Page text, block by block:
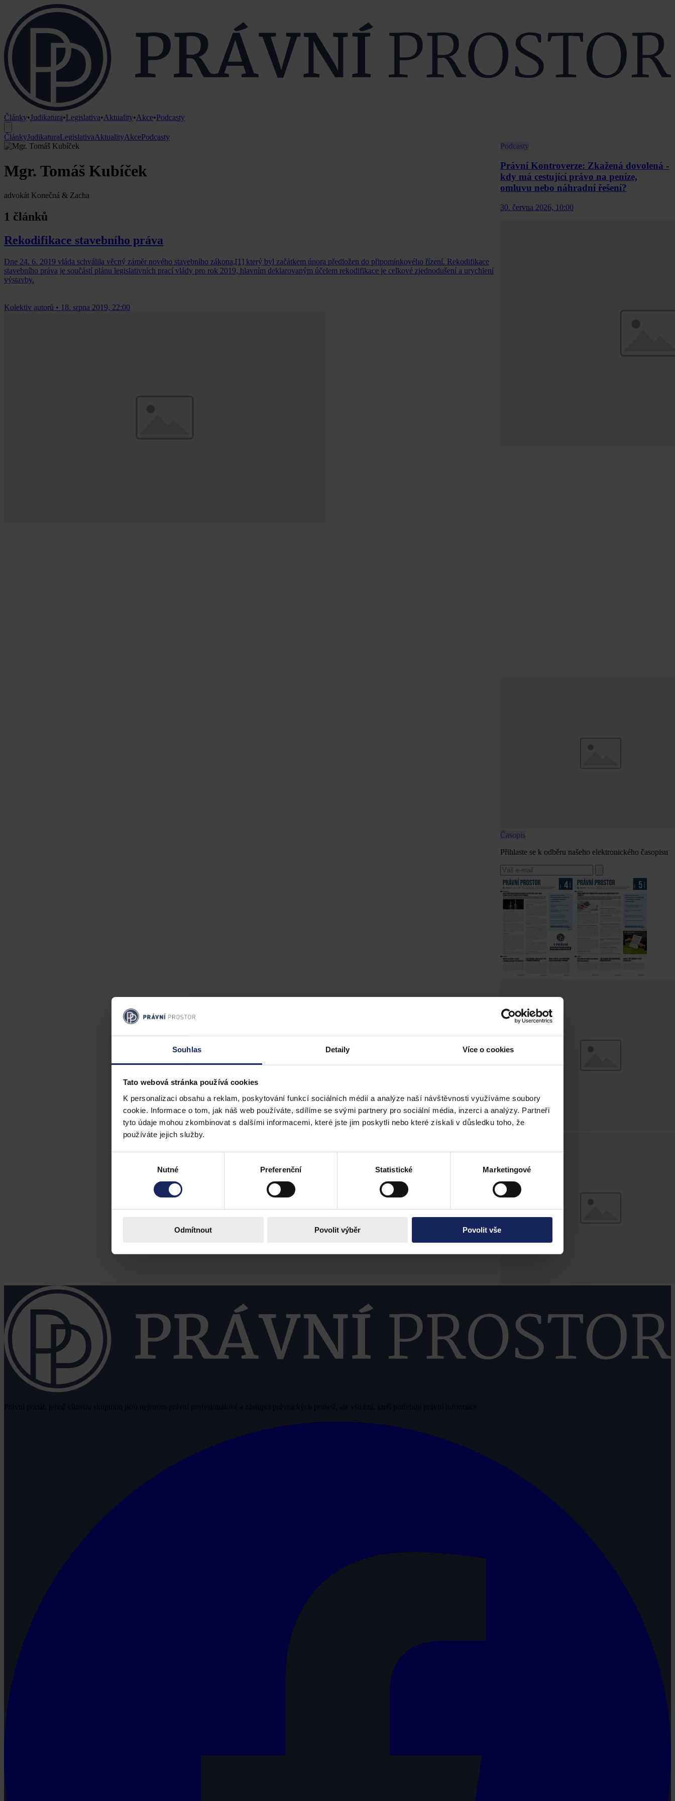
Souhlas Detaily Více o cookies
Tato webová stránka používá cookies
K personalizaci obsahu a reklam, poskytování funkcí sociálních médií a analýze naší návštěvnosti využíváme soubory
cookie. Informace o tom, jak náš web používáte, sdílíme se svými partnery pro sociální média, inzerci a analýzy. Partneři
tyto údaje mohou zkombinovat s dalšími informacemi, které jste jim poskytli nebo které získali v důsledku toho, že
používáte jejich služby.
Nutné Preferenční Statistické Marketingové
Odmítnout Povolit výběr Povolit vše
Články•Judikatura•Legislativa•Aktuality•Akce•Podcasty
ČlánkyJudikaturaLegislativaAktualityAkcePodcasty
Mgr. Tomáš Kubíček
advokát Konečná & Zacha
1 článků
Rekodifikace stavebního práva
Dne 24. 6. 2019 vláda schválila věcný záměr nového stavebního zákona,[1] který byl začátkem února předložen do připomínkového řízení. Rekodifikace
stavebního práva je součástí plánu legislativních prací vlády pro rok 2019, hlavním deklarovaným účelem rekodifikace je celkové zjednodušení a urychlení
výstavby.
Kolektiv autorů • 18. srpna 2019, 22:00
Podcasty
Právní Kontroverze: Zkažená dovolená -
kdy má cestující právo na peníze,
omluvu nebo náhradní řešení?
30. června 2026, 10:00
Časopis
Přihlaste se k odběru našeho elektronického časopisu